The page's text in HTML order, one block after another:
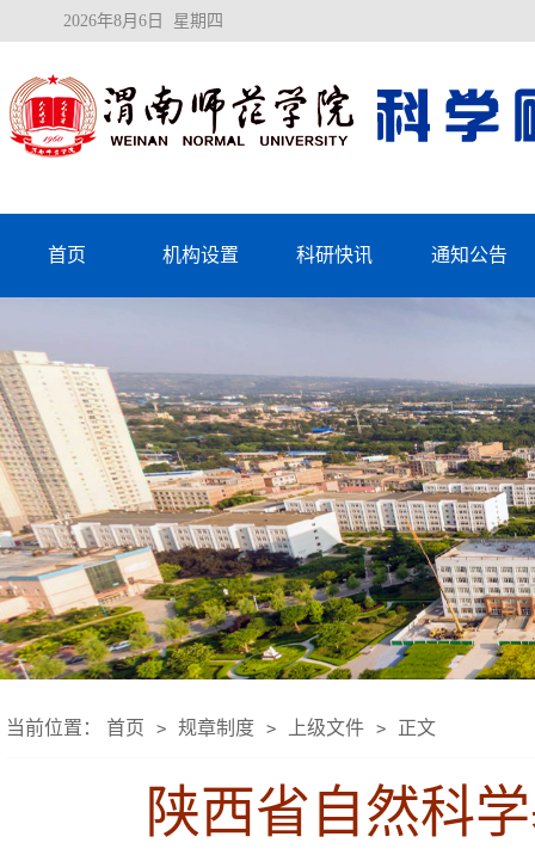
2026年8月6日 星期四
首页 机构设置 科研快讯 通知公告
当前位置： 首页 > 规章制度 > 上级文件 > 正文
陕西省自然科